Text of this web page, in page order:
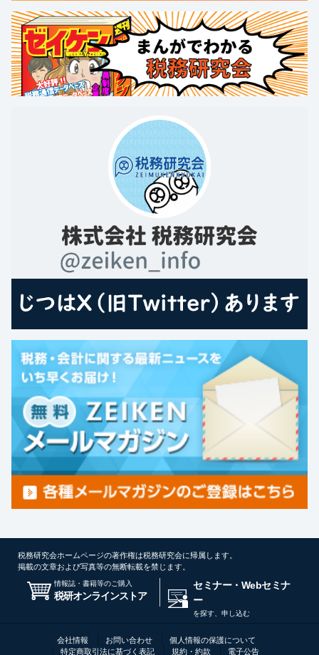
税務研究会ホームページの著作権は税務研究会に帰属します。
掲載の文章および写真等の無断転載を禁じます。
情報誌・書籍等のご購入
税研オンラインストア
セミナー・Webセミナ
ー
を探す、申し込む
会社情報 お問い合わせ
個人情報の保護について
特定商取引法に基づく表記
規約・約款 電子公告